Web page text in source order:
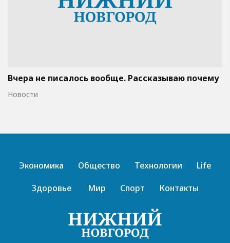
Вчера не писалось вообще. Рассказываю почему
Новости
Экономика Общество Технологии
Life
Здоровье
Мир Спорт Контакты